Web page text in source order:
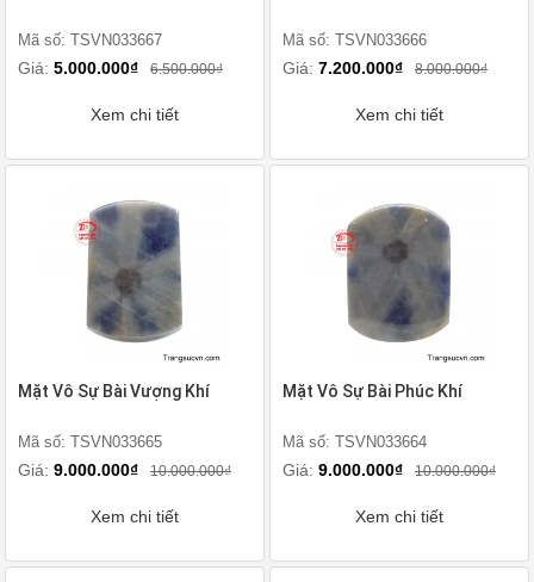
Mã số: TSVN033667
Giá: 5.000.000₫ 6.500.000₫
Xem chi tiết
Mã số: TSVN033666
Giá: 7.200.000₫ 8.000.000₫
Xem chi tiết
Mặt Vô Sự Bài Vượng Khí
Mã số: TSVN033665
Giá: 9.000.000₫ 10.000.000₫
Xem chi tiết
Mặt Vô Sự Bài Phúc Khí
Mã số: TSVN033664
Giá: 9.000.000₫ 10.000.000₫
Xem chi tiết